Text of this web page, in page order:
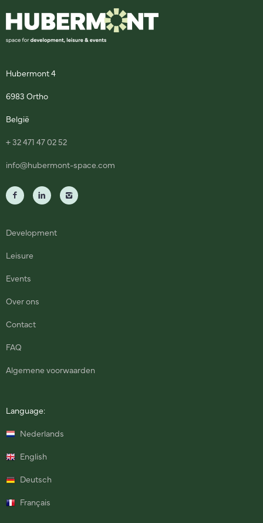
Hubermont 4
6983 Ortho
België
+ 32 471 47 02 52
info@hubermont-space.com
Development
Leisure
Events
Over ons
Contact
FAQ
Algemene voorwaarden
Language:
Nederlands
English
Deutsch
Français